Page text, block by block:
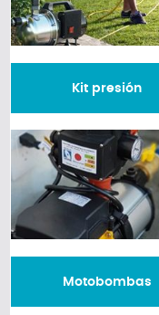
Kit presión
Motobombas